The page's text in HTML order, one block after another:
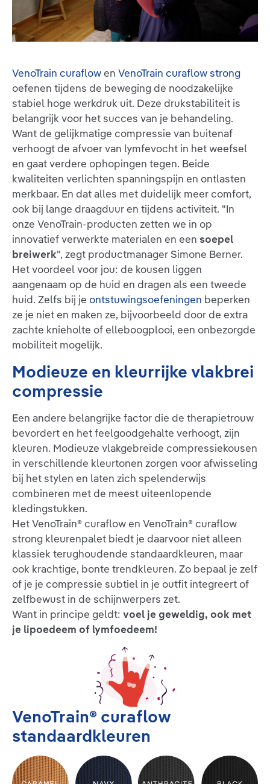
VenoTrain curaflow en VenoTrain curaflow strong
oefenen tijdens de beweging de noodzakelijke
stabiel hoge werkdruk uit. Deze drukstabiliteit is
belangrijk voor het succes van je behandeling.
Want de gelijkmatige compressie van buitenaf
verhoogt de afvoer van lymfevocht in het weefsel
en gaat verdere ophopingen tegen. Beide
kwaliteiten verlichten spanningspijn en ontlasten
merkbaar. En dat alles met duidelijk meer comfort,
ook bij lange draagduur en tijdens activiteit. "In
onze VenoTrain-producten zetten we in op
innovatief verwerkte materialen en een soepel
breiwerk", zegt productmanager Simone Berner.
Het voordeel voor jou: de kousen liggen
aangenaam op de huid en dragen als een tweede
huid. Zelfs bij je ontstuwingsoefeningen beperken
ze je niet en maken ze, bijvoorbeeld door de extra
zachte knieholte of elleboogplooi, een onbezorgde
mobiliteit mogelijk.
Modieuze en kleurrijke vlakbrei
compressie
Een andere belangrijke factor die de therapietrouw
bevordert en het feelgoodgehalte verhoogt, zijn
kleuren. Modieuze vlakgebreide compressiekousen
in verschillende kleurtonen zorgen voor afwisseling
bij het stylen en laten zich spelenderwijs
combineren met de meest uiteenlopende
kledingstukken.
Het VenoTrain® curaflow en VenoTrain® curaflow
strong kleurenpalet biedt je daarvoor niet alleen
klassiek terughoudende standaardkleuren, maar
ook krachtige, bonte trendkleuren. Zo bepaal je zelf
of je je compressie subtiel in je outfit integreert of
zelfbewust in de schijnwerpers zet.
Want in principe geldt: voel je geweldig, ook met
je lipoedeem of lymfoedeem!
VenoTrain® curaflow
standaardkleuren